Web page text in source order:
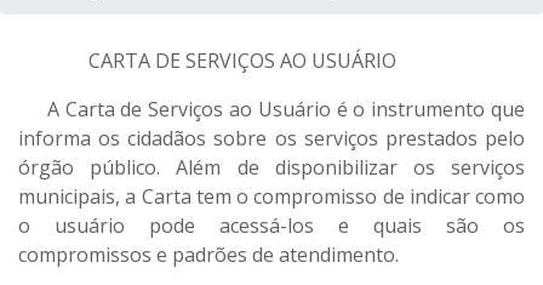
CARTA DE SERVIÇOS AO USUÁRIO
A Carta de Serviços ao Usuário é o instrumento que
informa os cidadãos sobre os serviços prestados pelo
órgão público. Além de disponibilizar os serviços
municipais, a Carta tem o compromisso de indicar como
o usuário pode acessá-los e quais são os
compromissos e padrões de atendimento.